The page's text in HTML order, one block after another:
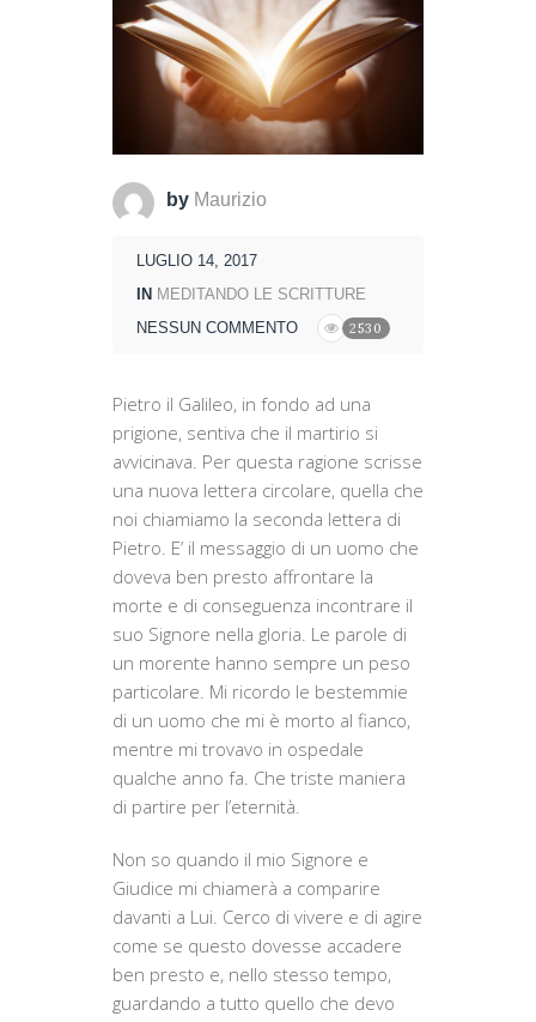
by Maurizio
LUGLIO 14, 2017
IN MEDITANDO LE SCRITTURE
NESSUN COMMENTO
2530
Pietro il Galileo, in fondo ad una
prigione, sentiva che il martirio si
avvicinava. Per questa ragione scrisse
una nuova lettera circolare, quella che
noi chiamiamo la seconda lettera di
Pietro. E’ il messaggio di un uomo che
doveva ben presto affrontare la
morte e di conseguenza incontrare il
suo Signore nella gloria. Le parole di
un morente hanno sempre un peso
particolare. Mi ricordo le bestemmie
di un uomo che mi è morto al fianco,
mentre mi trovavo in ospedale
qualche anno fa. Che triste maniera
di partire per l’eternità.
Non so quando il mio Signore e
Giudice mi chiamerà a comparire
davanti a Lui. Cerco di vivere e di agire
come se questo dovesse accadere
ben presto e, nello stesso tempo,
guardando a tutto quello che devo